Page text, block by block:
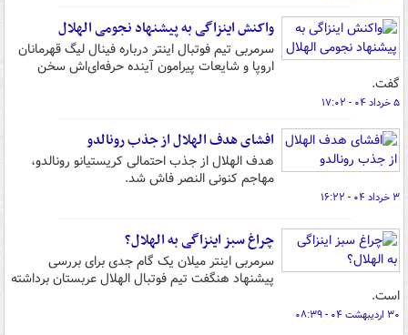
واکنش اینزاگی به پیشنهاد نجومی الهلال
سرمربی تیم فوتبال اینتر درباره فینال لیگ قهرمانان
اروپا و شایعات پیرامون آینده حرفه‌ای‌اش سخن
گفت.
۵ خرداد ۰۴ - ۱۷:۰۲
افشای هدف الهلال از جذب رونالدو
هدف الهلال از جذب احتمالی کریستیانو رونالدو،
مهاجم کنونی النصر فاش شد.
۳ خرداد ۰۴ - ۱۶:۲۲
چراغ سبز اینزاگی به الهلال؟
سرمربی اینتر میلان یک گام جدی برای بررسی
پیشنهاد هنگفت تیم فوتبال الهلال عربستان برداشته
است.
۳۰ اردیبهشت ۰۴ - ۰۸:۳۹